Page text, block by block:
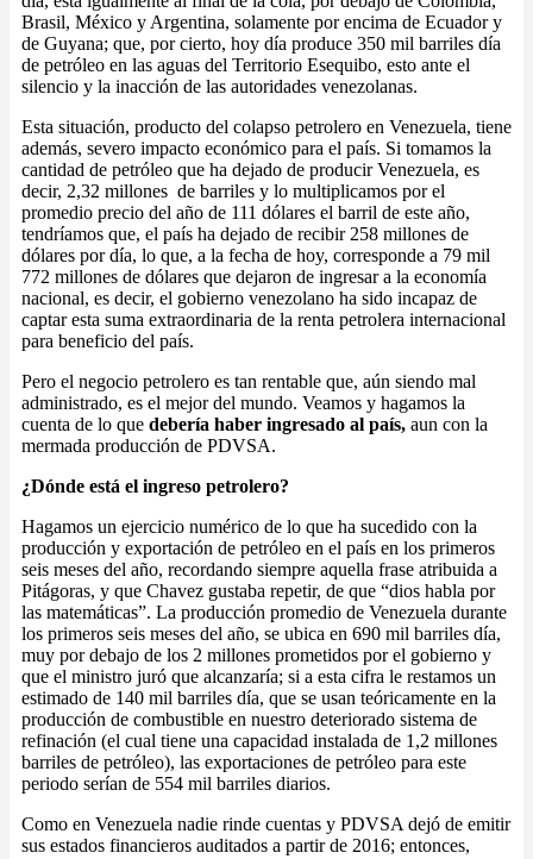
Brasil, México y Argentina, solamente por encima de Ecuador y
de Guyana; que, por cierto, hoy día produce 350 mil barriles día
de petróleo en las aguas del Territorio Esequibo, esto ante el
silencio y la inacción de las autoridades venezolanas.
Esta situación, producto del colapso petrolero en Venezuela, tiene
además, severo impacto económico para el país. Si tomamos la
cantidad de petróleo que ha dejado de producir Venezuela, es
decir, 2,32 millones de barriles y lo multiplicamos por el
promedio precio del año de 111 dólares el barril de este año,
tendríamos que, el país ha dejado de recibir 258 millones de
dólares por día, lo que, a la fecha de hoy, corresponde a 79 mil
772 millones de dólares que dejaron de ingresar a la economía
nacional, es decir, el gobierno venezolano ha sido incapaz de
captar esta suma extraordinaria de la renta petrolera internacional
para beneficio del país.
Pero el negocio petrolero es tan rentable que, aún siendo mal
administrado, es el mejor del mundo. Veamos y hagamos la
cuenta de lo que debería haber ingresado al país, aun con la
mermada producción de PDVSA.
¿Dónde está el ingreso petrolero?
Hagamos un ejercicio numérico de lo que ha sucedido con la
producción y exportación de petróleo en el país en los primeros
seis meses del año, recordando siempre aquella frase atribuida a
Pitágoras, y que Chavez gustaba repetir, de que “dios habla por
las matemáticas”. La producción promedio de Venezuela durante
los primeros seis meses del año, se ubica en 690 mil barriles día,
muy por debajo de los 2 millones prometidos por el gobierno y
que el ministro juró que alcanzaría; si a esta cifra le restamos un
estimado de 140 mil barriles día, que se usan teóricamente en la
producción de combustible en nuestro deteriorado sistema de
refinación (el cual tiene una capacidad instalada de 1,2 millones
barriles de petróleo), las exportaciones de petróleo para este
periodo serían de 554 mil barriles diarios.
Como en Venezuela nadie rinde cuentas y PDVSA dejó de emitir
sus estados financieros auditados a partir de 2016; entonces,